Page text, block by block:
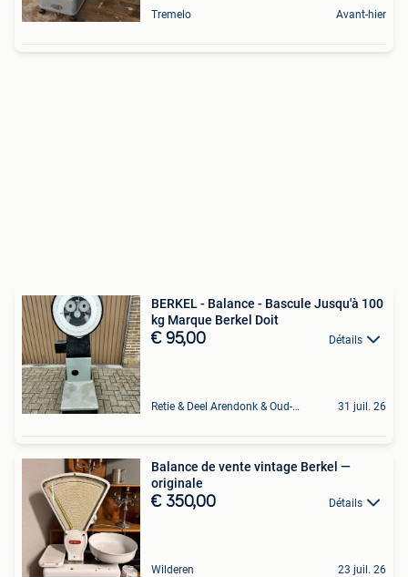
Tremelo Avant-hier
BERKEL - Balance - Bascule Jusqu'à 100
kg Marque Berkel Doit
€ 95,00 Détails
Retie & Deel Arendonk & Oud-Turnhout 31 juil. 26
Balance de vente vintage Berkel —
originale
€ 350,00 Détails
Wilderen 23 juil. 26